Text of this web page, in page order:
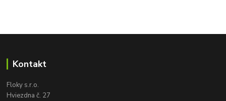
Kontakt
Floky s.r.o.
Hviezdna č. 27